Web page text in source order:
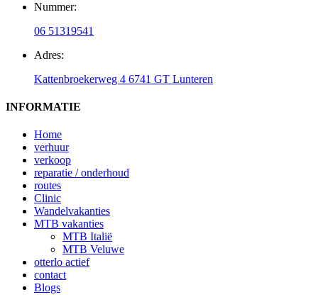
Nummer:
06 51319541
Adres:
Kattenbroekerweg 4 6741 GT Lunteren
INFORMATIE
Home
verhuur
verkoop
reparatie / onderhoud
routes
Clinic
Wandelvakanties
MTB vakanties
MTB Italië
MTB Veluwe
otterlo actief
contact
Blogs